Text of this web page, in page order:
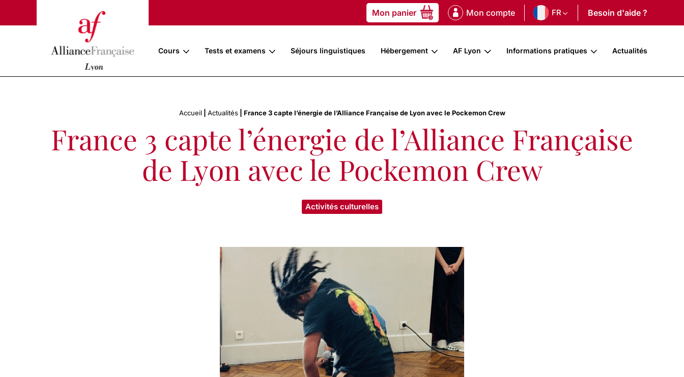
Mon panier 0 Mon compte FR Besoin d'aide ?
Cours Tests et examens Séjours linguistiques Hébergement AF Lyon Informations pratiques Actualités
Accueil| Actualités| France 3 capte l’énergie de l’Alliance Française de Lyon avec le Pockemon Crew
France 3 capte l’énergie de l’Alliance Française
de Lyon avec le Pockemon Crew
Activités culturelles